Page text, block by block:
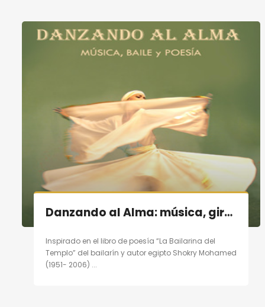
Danzando al Alma: música, giro, poesía en Madrid el 19/11/11
Inspirado en el libro de poesía “La Bailarina del
Templo” del bailarín y autor egipto Shokry Mohamed
(1951- 2006) ...